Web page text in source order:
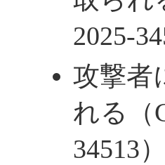
2025-
攻撃者
れる（
34513）